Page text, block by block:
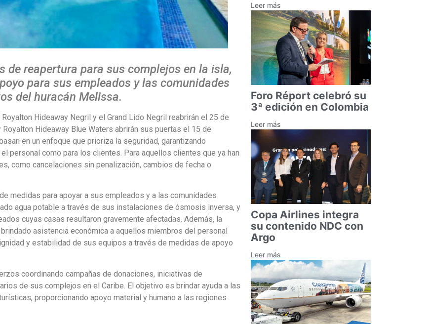
de reapertura para sus complejos en la isla,
para sus empleados y las comunidades
del huracán Melissa.
Hideaway Negril y el Grand Lido Negril reabrirán el 25 de
Hideaway Blue Waters abrirán sus puertas el 15 de
en un enfoque que prioriza la seguridad, garantizando
personal como para los clientes. Para aquellos clientes que ya han
como cancelaciones sin penalización, cambios de fecha o
medidas para apoyar a sus empleados y a las comunidades
agua potable a través de sus instalaciones de ósmosis inversa, y
cuyas casas resultaron gravemente afectadas. Además, la
asistencia económica a aquellos miembros del personal
y estabilidad de sus equipos a través de medidas de apoyo
coordinando campañas de donaciones, iniciativas de
de sus complejos en el Caribe. El objetivo es brindar ayuda a las
proporcionando apoyo material y humano a las regiones
Leer más
Foro Réport celebró su
3ª edición en Colombia
Leer más
Copa Airlines integra
su contenido NDC con
Argo
Leer más